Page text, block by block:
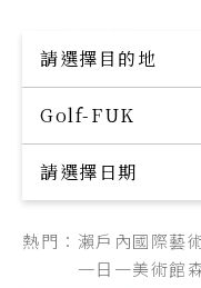
探索專屬
Explore your trip
請選擇目的地
請選擇日期
熱門： 瀨戶內國際藝
一日一美術館